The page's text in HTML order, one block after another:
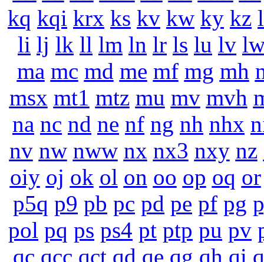
kq kqi krx ks kv kw ky kz
li lj lk ll lm ln lr ls lu lv
ma mc md me mf mg mh
msx mt1 mtz mu mv mvh
na nc nd ne nf ng nh nhx
nv nw nww nx nx3 nxy nz
oiy oj ok ol on oo op oq or
p5q p9 pb pc pd pe pf pg
pol pq ps ps4 pt ptp pu pv
qc qcc qct qd qe qg qh qi